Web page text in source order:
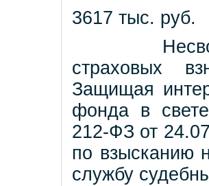
3617 тыс. руб.
страховых
Защищая
фонда в
212-ФЗ от
по взысканию
службу